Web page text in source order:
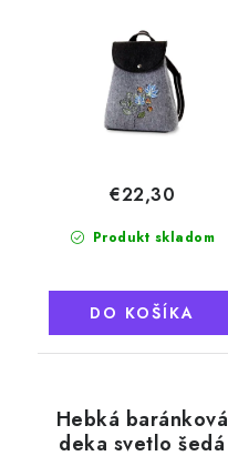
Produkt skladom
€22,30
DO KOŠÍKA
Hebká baránková
deka svetlo šedá